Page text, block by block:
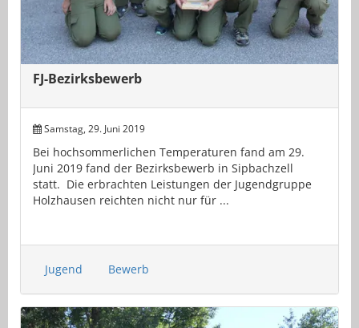
FJ-Bezirksbewerb
Samstag, 29. Juni 2019
Bei hochsommerlichen Temperaturen fand am 29.
Juni 2019 fand der Bezirksbewerb in Sipbachzell
statt. Die erbrachten Leistungen der Jugendgruppe
Holzhausen reichten nicht nur für ...
Jugend Bewerb